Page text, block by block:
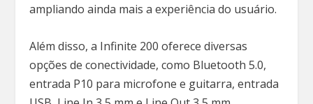
ampliando ainda mais a experiência do usuário.
Além disso, a Infinite 200 oferece diversas
opções de conectividade, como Bluetooth 5.0,
entrada P10 para microfone e guitarra, entrada